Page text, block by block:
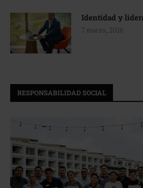
Identidad y
7 marzo, 2026
RESPONSABILIDAD SOCIAL